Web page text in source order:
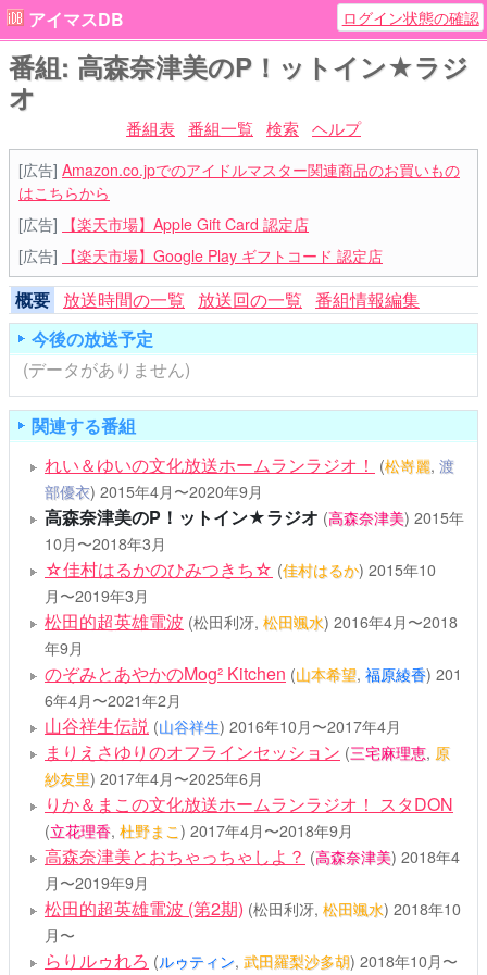
アイマスDB ログイン状態の確認
番組: 高森奈津美のP！ットイン★ラジ
オ
番組表 番組一覧 検索 ヘルプ
[広告] Amazon.co.jpでのアイドルマスター関連商品のお買いもの
はこちらから
[広告]
【楽天市場】Apple Gift Card 認定店
[広告]
【楽天市場】Google Play ギフトコード 認定店
概要 放送時間の一覧 放送回の一覧 番組情報編集
今後の放送予定
(データがありません)
関連する番組
れい＆ゆいの文化放送ホームランラジオ！ (松嵜麗, 渡
部優衣) 2015年4月〜2020年9月
高森奈津美のP！ットイン★ラジオ (高森奈津美) 2015年
10月〜2018年3月
☆佳村はるかのひみつきち☆ (佳村はるか) 2015年10
月〜2019年3月
松田的超英雄電波 (松田利冴, 松田颯水) 2016年4月〜2018
年9月
のぞみとあやかのMog² Kitchen (山本希望, 福原綾香) 201
6年4月〜2021年2月
山谷祥生伝説 (山谷祥生) 2016年10月〜2017年4月
まりえさゆりのオフラインセッション (三宅麻理恵, 原
紗友里) 2017年4月〜2025年6月
りか＆まこの文化放送ホームランラジオ！ スタDON
(立花理香, 杜野まこ) 2017年4月〜2018年9月
高森奈津美とおちゃっちゃしよ？ (高森奈津美) 2018年4
月〜2019年9月
松田的超英雄電波 (第2期) (松田利冴, 松田颯水) 2018年10
月〜
らりルゥれろ (ルゥティン, 武田羅梨沙多胡) 2018年10月〜